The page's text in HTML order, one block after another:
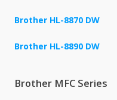
Brother HL-8870 DW
Brother HL-8890 DW
Brother MFC Series